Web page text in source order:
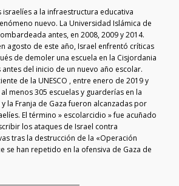
a la infraestructura educativa
nuevo. La Universidad Islámica de
antes, en 2008, 2009 y 2014.
agosto de este año, Israel enfrentó críticas
de demoler una escuela en la Cisjordania
del inicio de un nuevo año escolar.
de la UNESCO , entre enero de 2019 y
menos 305 escuelas y guarderías en la
la Franja de Gaza fueron alcanzadas por
El término » escolarcidio » fue acuñado
los ataques de Israel contra
tras la destrucción de la «Operación
se han repetido en la ofensiva de Gaza de